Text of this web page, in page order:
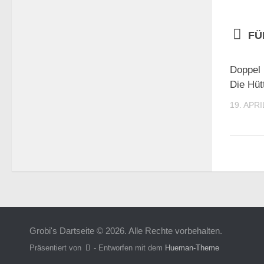
Doppel
Die
19.
Grobi's Dartseite © 2026. Alle Rechte vorbehalten.
Präsentiert von - Entworfen mit dem Hueman-Theme